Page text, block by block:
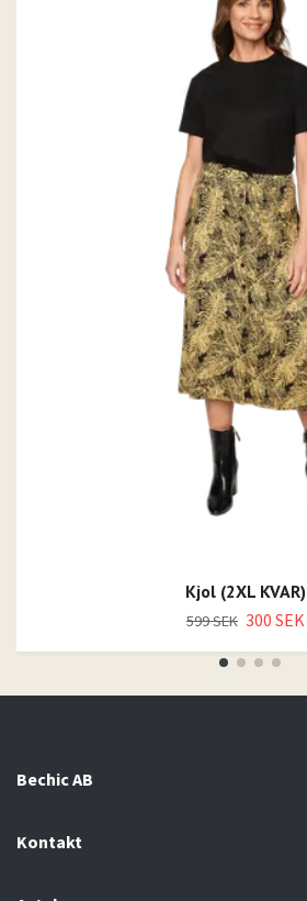
Kjol (2XL KVAR)
599 SEK 300 SEK
Bechic AB
Kontakt